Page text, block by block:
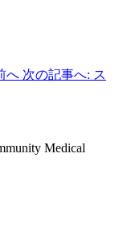
へ 次の記事へ: ス
Medical